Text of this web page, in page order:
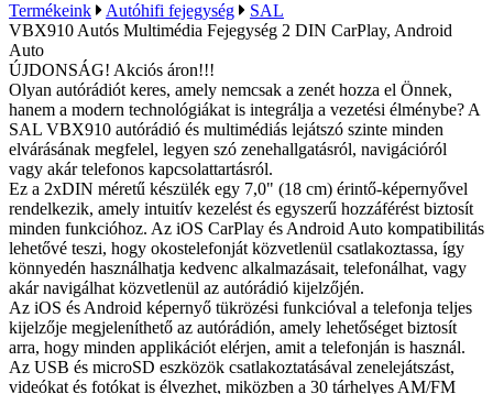
Termékeink Autóhifi fejegység
SAL
VBX910 Autós Multimédia Fejegység 2 DIN CarPlay, Android
Auto
ÚJDONSÁG! Akciós áron!!!
Olyan autórádiót keres, amely nemcsak a zenét hozza el Önnek,
hanem a modern technológiákat is integrálja a vezetési élménybe? A
SAL VBX910 autórádió és multimédiás lejátszó szinte minden
elvárásának megfelel, legyen szó zenehallgatásról, navigációról
vagy akár telefonos kapcsolattartásról.
Ez a 2xDIN méretű készülék egy 7,0" (18 cm) érintő-képernyővel
rendelkezik, amely intuitív kezelést és egyszerű hozzáférést biztosít
minden funkcióhoz. Az iOS CarPlay és Android Auto kompatibilitás
lehetővé teszi, hogy okostelefonját közvetlenül csatlakoztassa, így
könnyedén használhatja kedvenc alkalmazásait, telefonálhat, vagy
akár navigálhat közvetlenül az autórádió kijelzőjén.
Az iOS és Android képernyő tükrözési funkcióval a telefonja teljes
kijelzője megjeleníthető az autórádión, amely lehetőséget biztosít
arra, hogy minden applikációt elérjen, amit a telefonján is használ.
Az USB és microSD eszközök csatlakoztatásával zenelejátszást,
videókat és fotókat is élvezhet, miközben a 30 tárhelyes AM/FM